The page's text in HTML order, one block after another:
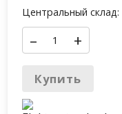
Центральный склад:
– +
Купить